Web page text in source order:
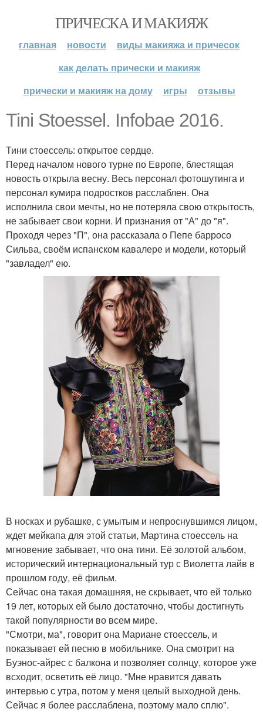
ПРИЧЕСКА И МАКИЯЖ
главная новости
виды макияжа и причесок
как делать прически и макияж
прически и макияж на дому
игры отзывы
Tini Stoessel. Infobae 2016.
Тини стоессель: открытое сердце.
Перед началом нового турне по Европе, блестящая
новость открыла весну. Весь персонал фотошутинга и
персонал кумира подростков расслаблен. Она
исполнила свои мечты, но не потеряла свою открытость,
не забывает свои корни. И признания от "А" до "я".
Проходя через "П", она рассказала о Пепе барросо
Сильва, своём испанском кавалере и модели, который
"завладел" ею.
В носках и рубашке, с умытым и непроснувшимся лицом,
ждет мейкапа для этой статьи, Мартина стоессель на
мгновение забывает, что она тини. Её золотой альбом,
исторический интернациональный тур с Виолетта лайв в
прошлом году, её фильм.
Сейчас она такая домашняя, не скрывает, что ей только
19 лет, которых ей было достаточно, чтобы достигнуть
такой популярности во всем мире.
"Смотри, ма", говорит она Мариане стоессель, и
показывает ей песню в мобильнике. Она смотрит на
Буэнос-айрес с балкона и позволяет солнцу, которое уже
всходит, осветить её лицо. "Мне нравится давать
интервью с утра, потом у меня целый выходной день.
Сейчас я более расслаблена, поэтому мало сплю".